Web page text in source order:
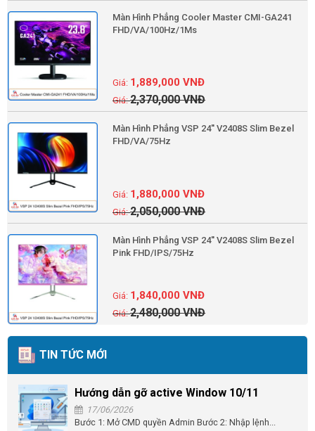
Màn Hình Phẳng Cooler Master CMI-GA241
FHD/VA/100Hz/1Ms
2,370,000VNĐ
1,889,000VNĐ
Màn Hình Phẳng VSP 24'' V2408S Slim Bezel
FHD/VA/75Hz
2,050,000VNĐ
1,880,000VNĐ
Màn Hình Phẳng VSP 24'' V2408S Slim Bezel
Pink FHD/IPS/75Hz
2,480,000VNĐ
1,840,000VNĐ
TIN TỨC MỚI
Hướng dẫn gỡ active Window 10/11
17/06/2026
Bước 1: Mở CMD quyền Admin Bước 2: Nhập lệnh...